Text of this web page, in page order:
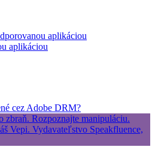
aplikáciou
aplikáciou
cez Adobe DRM?